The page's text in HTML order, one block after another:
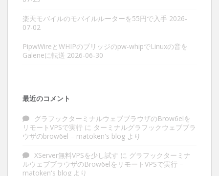
楽天モバイルのモバイルルーターを55円で入手 2026-
07-02
PipwWireとWHIPのブリッジのpw-whipでLinuxの音を
Galeneに転送 2026-06-30
最近のコメント
グラフックターミナルウェブブラウザのBrow6elを
リモートVPSで実行 に ターミナルグラフックウェブブラ
ウザのbrow6el – matoken's blog より
XServer無料VPSを少し試す に グラフックターミナ
ルウェブブラウザのBrow6elをリモートVPSで実行 –
matoken's blog より